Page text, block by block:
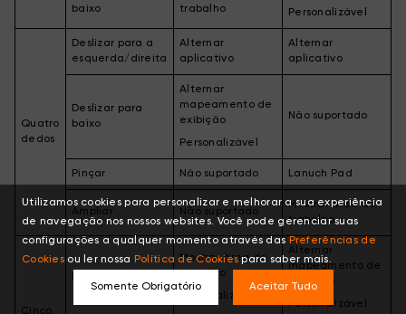
baixo
trabalho
Personalizável
Quatro
dedos
Deslizar para a
esquerda/direita
Alternar
aplicativo
Alternar
aplicativo
Deslizar para
baixo
Alternar
mapeamento de
exibição
Personalizável
Não suportado
Pinçar Não suportado Lanuch Pad
Ampliar Não suportado
Mostrar área de
trabalho
Cinco
Mostrar área de
trabalho
Personalizável
Alternar
mapeamento de
exibição
Personalizável
Utilizamos cookies para personalizar e melhorar a sua experiência
de navegação nos nossos websites. Você pode gerenciar suas
configurações a qualquer momento através das Preferências de
Cookiesou ler nossa Política de Cookiespara saber mais.
Somente Obrigatório Aceitar Tudo